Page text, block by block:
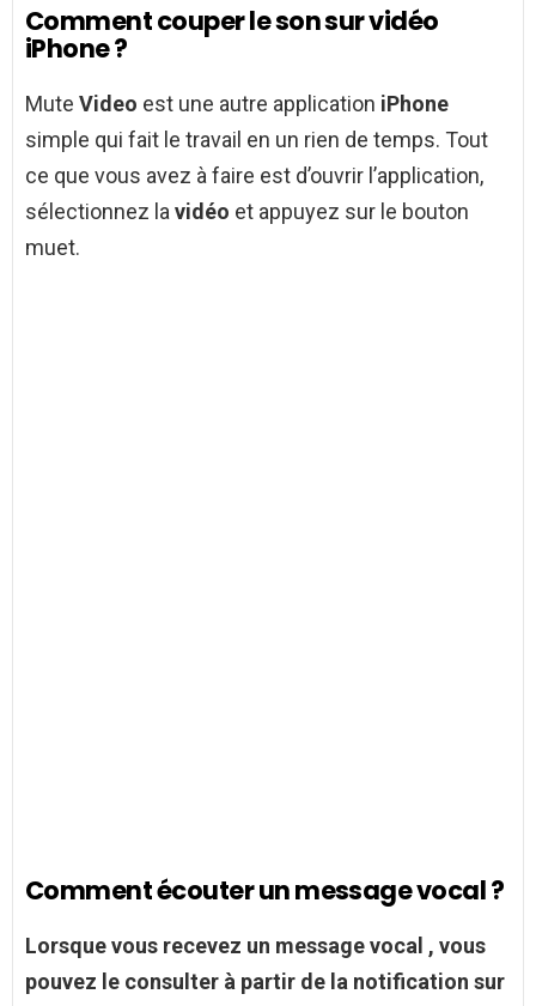
Comment couper le son sur vidéo
iPhone ?
Mute Video est une autre application iPhone
simple qui fait le travail en un rien de temps. Tout
ce que vous avez à faire est d’ouvrir l’application,
sélectionnez la vidéo et appuyez sur le bouton
muet.
Comment écouter un message vocal ?
Lorsque vous recevez un message vocal , vous
pouvez le consulter à partir de la notification sur